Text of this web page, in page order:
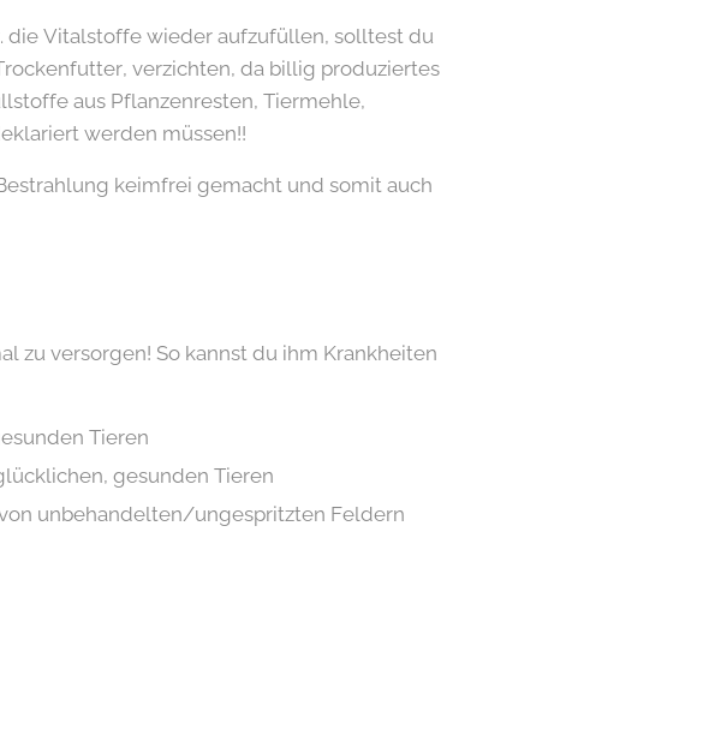
die Vitalstoffe wieder aufzufüllen, solltest du
verzichten, da billig produziertes
aus Pflanzenresten, Tiermehle,
werden müssen!!
keimfrei gemacht und somit auch
zu versorgen! So kannst du ihm Krankheiten
Tieren
gesunden Tieren
unbehandelten/ungespritzten Feldern